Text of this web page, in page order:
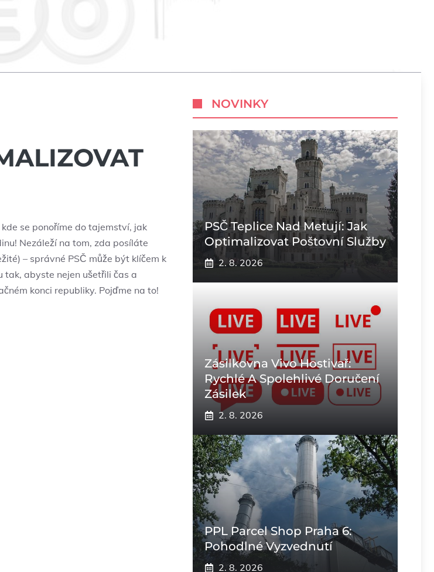
se ponoříme do tajemství, jak
Nezáleží na tom, zda posíláte
– správné PSČ může být klíčem k
abyste nejen ušetřili čas a
konci republiky. Pojďme na to!
NOVINKY
PSČ Teplice Nad Metují: Jak
Optimalizovat Poštovní Služby
2. 8. 2026
Zásilkovna Vivo Hostivař:
Rychlé A Spolehlivé Doručení
Zásilek
2. 8. 2026
PPL Parcel Shop Praha 6:
Pohodlné Vyzvednutí
2. 8. 2026